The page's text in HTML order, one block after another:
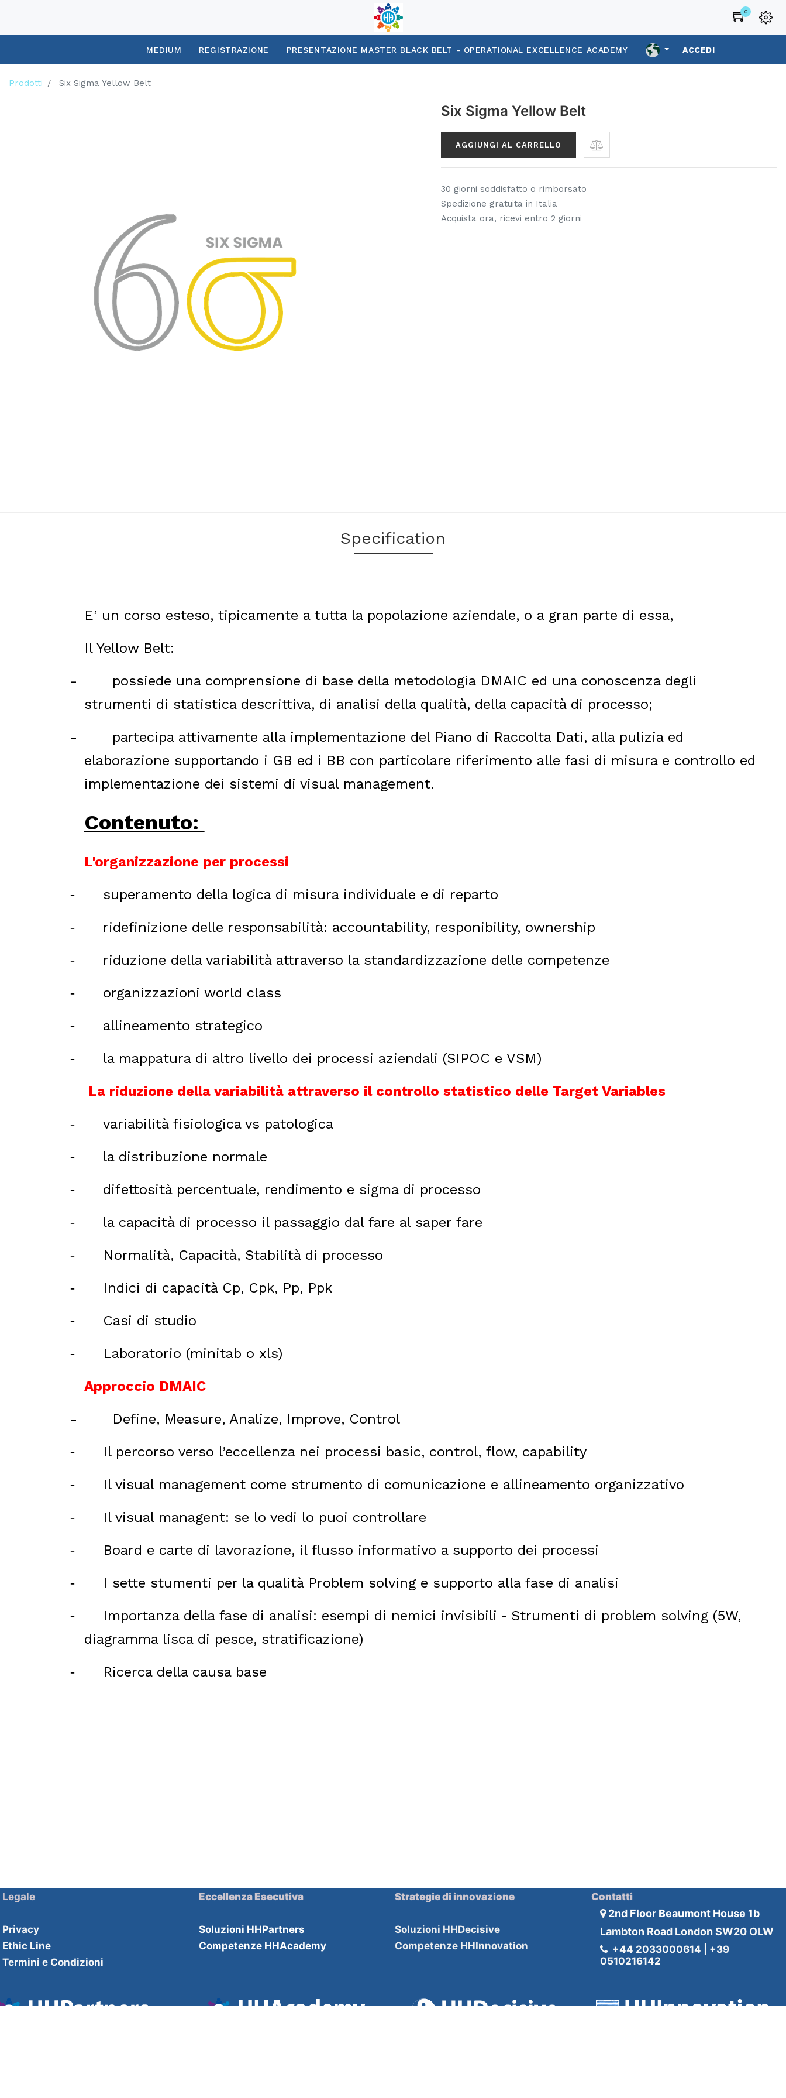
0
MEDIUM REGISTRAZIONE PRESENTAZIONE MASTER BLACK BELT - OPERATIONAL EXCELLENCE ACADEMY ACCEDI
Prodotti Six Sigma Yellow Belt
Six Sigma Yellow Belt
AGGIUNGI AL CARRELLO
30 giorni soddisfatto o rimborsato
Spedizione gratuita in Italia
Acquista ora, ricevi entro 2 giorni
Specification
E’ un corso esteso, tipicamente a tutta la popolazione aziendale, o a gran parte di essa,
Il Yellow Belt:
-
possiede una comprensione di base della metodologia DMAIC ed una conoscenza degli
strumenti di statistica descrittiva, di analisi della qualità, della capacità di processo;
-
partecipa attivamente alla implementazione del Piano di Raccolta Dati, alla pulizia ed
elaborazione supportando i GB ed i BB con particolare riferimento alle fasi di misura e controllo ed
implementazione dei sistemi di visual management.
Contenuto:
L'organizzazione per processi
- superamento della logica di misura individuale e di reparto
- ridefinizione delle responsabilità: accountability, responibility, ownership
- riduzione della variabilità attraverso la standardizzazione delle competenze
- organizzazioni world class
- allineamento strategico
-
la mappatura di altro livello dei processi aziendali (SIPOC e VSM)
La riduzione della variabilità attraverso il controllo statistico delle Target Variables
- variabilità fisiologica vs patologica
- la distribuzione normale
- difettosità percentuale, rendimento e sigma di processo
- la capacità di processo il passaggio dal fare al saper fare
- Normalità, Capacità, Stabilità di processo
- Indici di capacità Cp, Cpk, Pp, Ppk
- Casi di studio
-
Laboratorio (minitab o xls)
Approccio DMAIC
-
Define, Measure, Analize, Improve, Control
- Il percorso verso l’eccellenza nei processi basic, control, flow, capability
- Il visual management come strumento di comunicazione e allineamento organizzativo
- Il visual managent: se lo vedi lo puoi controllare
- Board e carte di lavorazione, il flusso informativo a supporto dei processi
- I sette stumenti per la qualità Problem solving e supporto alla fase di analisi
- Importanza della fase di analisi: esempi di nemici invisibili -Strumenti di problem solving (5W,
diagramma lisca di pesce, stratificazione)
- Ricerca della causa base
Legale
Privacy
Ethic Line
Termini e Condizioni
Eccellenza Esecutiva
Soluzioni HHPartners
Competenze HHAcademy
Strategie di innovazione
Soluzioni HHDecisive
Competenze HHInnovation
Contatti
2nd Floor Beaumont House 1b
Lambton Road London SW20 OLW
+44 2033000614 | +39
0510216142